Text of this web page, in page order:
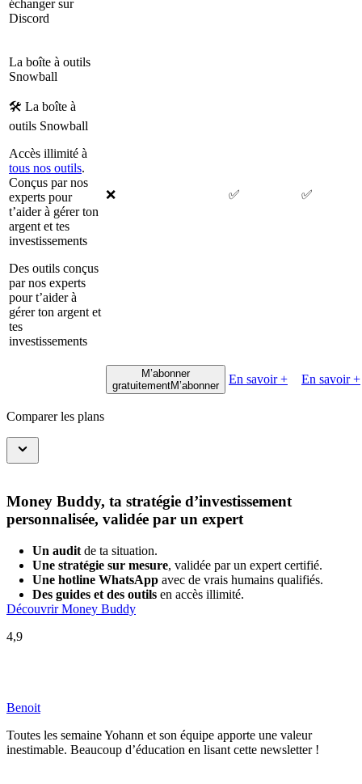
échanger sur
Discord
La boîte à outils
Snowball
🛠 La boîte à
outils Snowball
Accès illimité à
tous nos outils.
Conçus par nos
experts pour
t’aider à gérer ton
argent et tes
investissements
Des outils conçus
par nos experts
pour t’aider à
gérer ton argent et
tes
investissements
❌ ✅ ✅
M’abonner
gratuitementM’abonner En savoir + En savoir +
Comparer les plans
Money Buddy, ta stratégie d’investissement
personnalisée, validée par un expert
Un audit de ta situation.
Une stratégie sur mesure, validée par un expert certifié.
Une hotline WhatsApp avec de vrais humains qualifiés.
Des guides et des outils en accès illimité.
Découvrir Money Buddy
4,9
Benoit
Toutes les semaine Yohann et son équipe apporte une valeur
inestimable. Beaucoup d’éducation en lisant cette newsletter !